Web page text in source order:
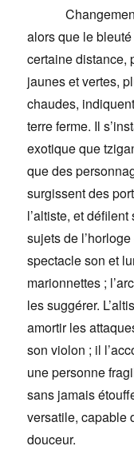
alors que le
certaine distance,
jaunes et vertes,
chaudes,
terre ferme. Il
exotique que
que des
surgissent des
l’altiste, et
sujets de
spectacle son et
marionnettes ;
les suggérer.
amortir les
son violon ; il
une personne
sans jamais
versatile, capable
douceur.